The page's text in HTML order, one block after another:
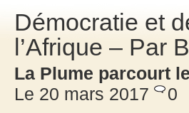
Démocratie et
l’Afrique – Par
La Plume parcourt
Le 20 mars 2017
0